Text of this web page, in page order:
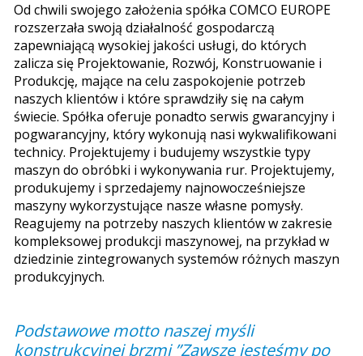
Od chwili swojego założenia spółka COMCO EUROPE
rozszerzała swoją działalność gospodarczą
zapewniającą wysokiej jakości usługi, do których
zalicza się Projektowanie, Rozwój, Konstruowanie i
Produkcję, mające na celu zaspokojenie potrzeb
naszych klientów i które sprawdziły się na całym
świecie. Spółka oferuje ponadto serwis gwarancyjny i
pogwarancyjny, który wykonują nasi wykwalifikowani
technicy. Projektujemy i budujemy wszystkie typy
maszyn do obróbki i wykonywania rur. Projektujemy,
produkujemy i sprzedajemy najnowocześniejsze
maszyny wykorzystujące nasze własne pomysły.
Reagujemy na potrzeby naszych klientów w zakresie
kompleksowej produkcji maszynowej, na przykład w
dziedzinie zintegrowanych systemów różnych maszyn
produkcyjnych.
Podstawowe motto naszej myśli
konstrukcyjnej brzmi ”Zawsze jesteśmy po